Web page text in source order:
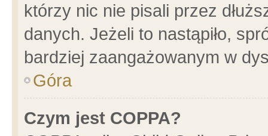
którzy nic nie pisali przez
danych. Jeżeli to nastąpiło,
bardziej zaangażowanym w
Góra
Czym jest COPPA?